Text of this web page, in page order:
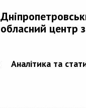
обласний центр
Аналітика та